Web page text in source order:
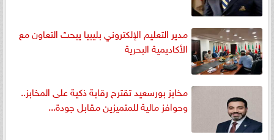
مدير التعليم الإلكتروني بليبيا يبحث التعاون مع
الأكاديمية البحرية
مخابز بورسعيد تقترح رقابة ذكية على المخابز..
وحوافز مالية للمتميزين مقابل جودة...